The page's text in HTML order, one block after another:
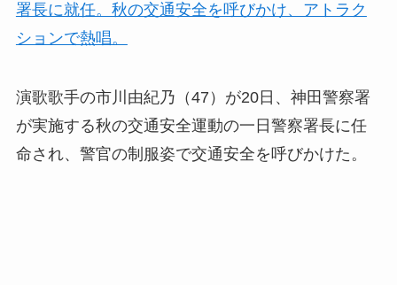
演歌歌手の市川由紀乃（47）が20日、神田警察署
が実施する秋の交通安全運動の一日警察署長に任
命され、警官の制服姿で交通安全を呼びかけた。